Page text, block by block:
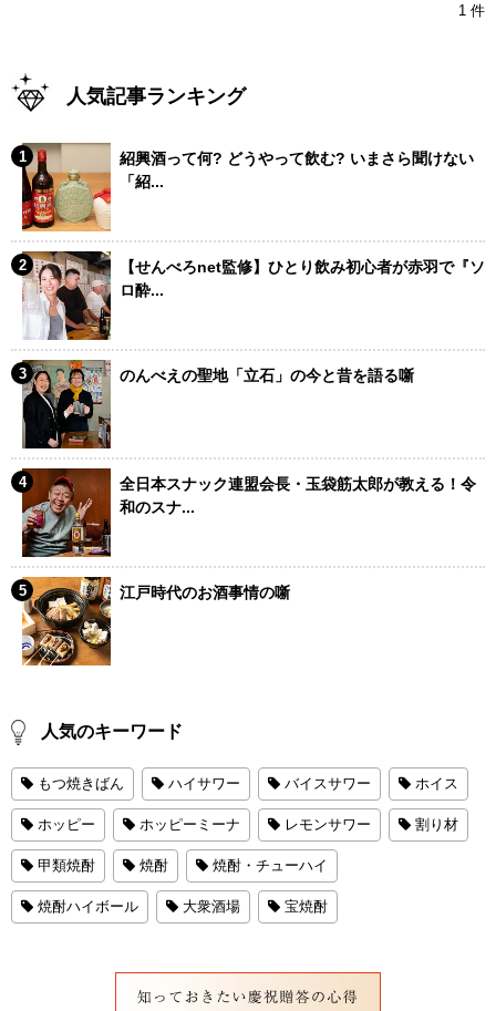
1 件
人気記事ランキング
紹興酒って何? どうやって飲む? いまさら聞けない
「紹...
【せんべろnet監修】ひとり飲み初心者が赤羽で『ソ
ロ酔...
のんべえの聖地「立石」の今と昔を語る噺
全日本スナック連盟会長・玉袋筋太郎が教える！令
和のスナ...
江戸時代のお酒事情の噺
人気のキーワード
もつ焼きばん ハイサワー バイスサワー ホイス
ホッピー ホッピーミーナ レモンサワー 割り材
甲類焼酎 焼酎 焼酎・チューハイ
焼酎ハイボール 大衆酒場 宝焼酎